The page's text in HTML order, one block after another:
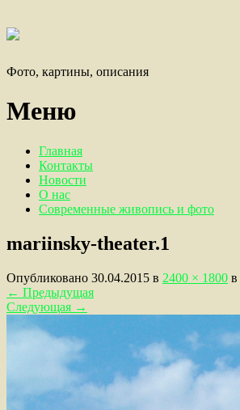
Фото, картины, описания
Меню
Главная
Контакты
Новости
О нас
Современные живопись и фото
mariinsky-theater.1
Опубликовано 30.04.2015 в 2400 × 1800 в
← Предыдущая
Следующая →